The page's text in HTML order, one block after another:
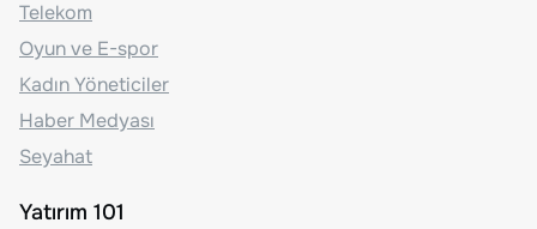
Telekom
Oyun ve E-spor
Kadın Yöneticiler
Haber Medyası
Seyahat
Yatırım 101